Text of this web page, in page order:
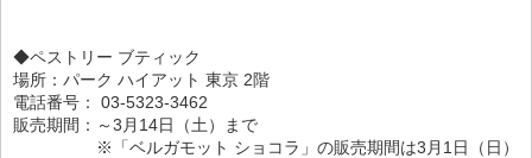
◆ペストリー ブティック
場所：パーク ハイアット 東京 2階
電話番号： 03-5323-3462
販売期間：～3月14日（土）まで
※「ベルガモット ショコラ」の販売期間は3月1日（日）